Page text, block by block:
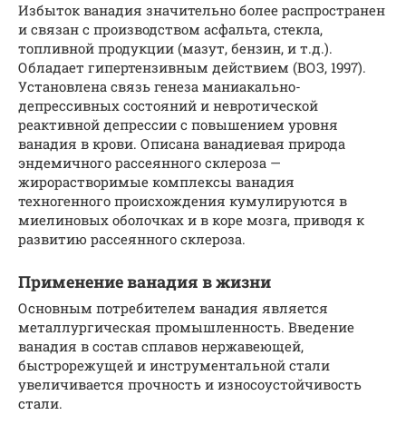
Избыток ванадия значительно более распространен
и связан с производством асфальта, стекла,
топливной продукции (мазут, бензин, и т.д.).
Обладает гипертензивным действием (ВОЗ, 1997).
Установлена связь генеза маниакально-
депрессивных состояний и невротической
реактивной депрессии с повышением уровня
ванадия в крови. Описана ванадиевая природа
эндемичного рассеянного склероза —
жирорастворимые комплексы ванадия
техногенного происхождения кумулируются в
миелиновых оболочках и в коре мозга, приводя к
развитию рассеянного склероза.
Применение ванадия в жизни
Основным потребителем ванадия является
металлургическая промышленность. Введение
ванадия в состав сплавов нержавеющей,
быстрорежущей и инструментальной стали
увеличивается прочность и износоустойчивость
стали.